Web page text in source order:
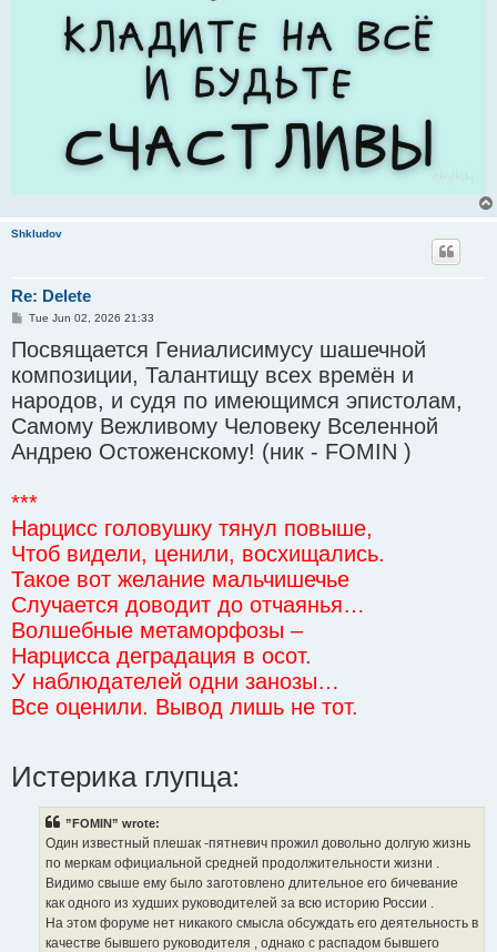
Shkludov
Re: Delete
P
s
t
Tue Jun 02, 2026 21:33
Посвящается Гениалисимусу шашечной
композиции, Талантищу всех времён и
народов, и судя по имеющимся эпистолам,
Самому Вежливому Человеку Вселенной
Андрею Остоженскому! (ник - FOMIN )
***
Нарцисс головушку тянул повыше,
Чтоб видели, ценили, восхищались.
Такое вот желание мальчишечье
Случается доводит до отчаянья…
Волшебные метаморфозы –
Нарцисса деградация в осот.
У наблюдателей одни занозы…
Все оценили. Вывод лишь не тот.
Истерика глупца:
”FOMIN” wrote:
Один известный плешак -пятневич прожил довольно долгую жизнь
по меркам официальной средней продолжительности жизни .
Видимо свыше ему было заготовлено длительное его бичевание
как одного из худших руководителей за всю историю России .
На этом форуме нет никакого смысла обсуждать его деятельность в
качестве бывшего руководителя , однако с распадом бывшего